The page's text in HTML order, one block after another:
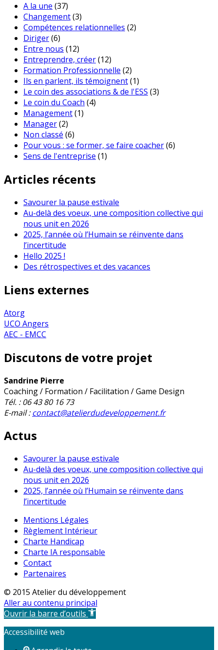
A la une (37)
Changement(3)
Compétences relationnelles (2)
Diriger(6)
Entre nous (12)
Entreprendre, créer(12)
Formation Professionnelle (2)
Ils en parlent, ils témoignent(1)
Le coin des associations & de l'ESS (3)
Le coin du Coach (4)
Management(1)
Manager(2)
Non classé (6)
Pour vous : se former, se faire coacher(6)
Sens de l'entreprise (1)
Articles récents
Savourer la pause estivale
Au-delà des voeux, une composition collective qui
nous unit en 2026
2025, l’année où l’Humain se réinvente dans
l’incertitude
Hello 2025 !
Des rétrospectives et des vacances
Liens externes
Atorg
UCO Angers
AEC - EMCC
Discutons de votre projet
Sandrine Pierre
Coaching / Formation / Facilitation / Game Design
Tél. : 06 43 80 16 73
E-mail :contact@atelierdudeveloppement.fr
Actus
Savourer la pause estivale
Au-delà des voeux, une composition collective qui
nous unit en 2026
2025, l’année où l’Humain se réinvente dans
l’incertitude
Mentions Légales
Règlement Intérieur
Charte Handicap
Charte IA responsable
Contact
Partenaires
© 2015 Atelier du développement
Aller au contenu principal
Ouvrir la barre d’outils
Accessibilité web